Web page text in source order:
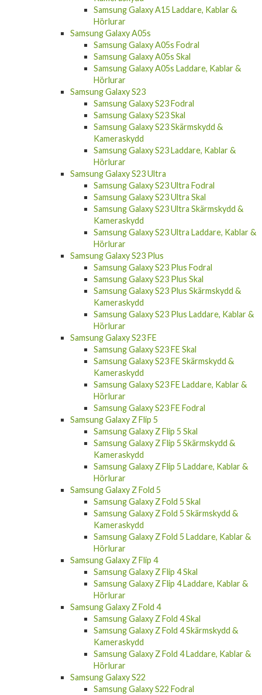
Samsung Galaxy A15 Laddare, Kablar &
Hörlurar
Samsung Galaxy A05s
Samsung Galaxy A05s Fodral
Samsung Galaxy A05s Skal
Samsung Galaxy A05s Laddare, Kablar &
Hörlurar
Samsung Galaxy S23
Samsung Galaxy S23 Fodral
Samsung Galaxy S23 Skal
Samsung Galaxy S23 Skärmskydd &
Kameraskydd
Samsung Galaxy S23 Laddare, Kablar &
Hörlurar
Samsung Galaxy S23 Ultra
Samsung Galaxy S23 Ultra Fodral
Samsung Galaxy S23 Ultra Skal
Samsung Galaxy S23 Ultra Skärmskydd &
Kameraskydd
Samsung Galaxy S23 Ultra Laddare, Kablar &
Hörlurar
Samsung Galaxy S23 Plus
Samsung Galaxy S23 Plus Fodral
Samsung Galaxy S23 Plus Skal
Samsung Galaxy S23 Plus Skärmskydd &
Kameraskydd
Samsung Galaxy S23 Plus Laddare, Kablar &
Hörlurar
Samsung Galaxy S23 FE
Samsung Galaxy S23 FE Skal
Samsung Galaxy S23 FE Skärmskydd &
Kameraskydd
Samsung Galaxy S23 FE Laddare, Kablar &
Hörlurar
Samsung Galaxy S23 FE Fodral
Samsung Galaxy Z Flip 5
Samsung Galaxy Z Flip 5 Skal
Samsung Galaxy Z Flip 5 Skärmskydd &
Kameraskydd
Samsung Galaxy Z Flip 5 Laddare, Kablar &
Hörlurar
Samsung Galaxy Z Fold 5
Samsung Galaxy Z Fold 5 Skal
Samsung Galaxy Z Fold 5 Skärmskydd &
Kameraskydd
Samsung Galaxy Z Fold 5 Laddare, Kablar &
Hörlurar
Samsung Galaxy Z Flip 4
Samsung Galaxy Z Flip 4 Skal
Samsung Galaxy Z Flip 4 Laddare, Kablar &
Hörlurar
Samsung Galaxy Z Fold 4
Samsung Galaxy Z Fold 4 Skal
Samsung Galaxy Z Fold 4 Skärmskydd &
Kameraskydd
Samsung Galaxy Z Fold 4 Laddare, Kablar &
Hörlurar
Samsung Galaxy S22
Samsung Galaxy S22 Fodral